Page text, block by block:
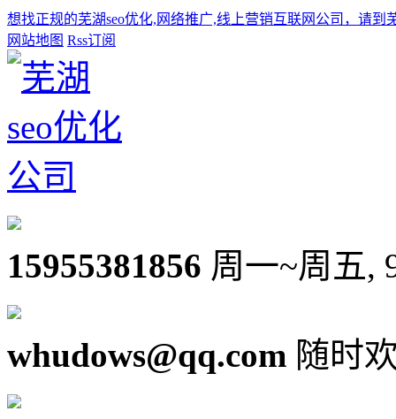
想找正规的芜湖seo优化,网络推广,线上营销互联网公司，请到
网站地图 Rss订阅
15955381856 周一~周五,
whudows@qq.com 随时